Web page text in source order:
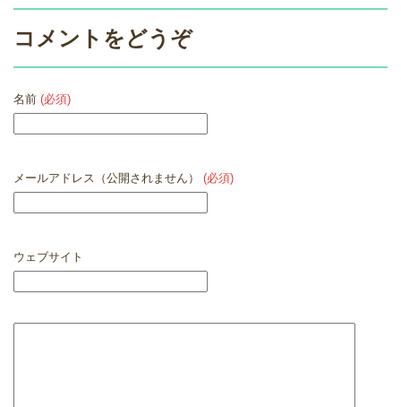
コメントをどうぞ
名前 (必須)
メールアドレス（公開されません） (必須)
ウェブサイト